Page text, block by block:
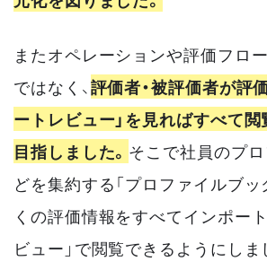
またオペレーションや評価フロ
ではなく、評価者・被評価者が評
ートレビュー」を見ればすべて
目指しました。 そこで社員のプ
どを集約する「プロファイルブッ
くの評価情報をすべてインポート
ビュー」で閲覧できるようにしま